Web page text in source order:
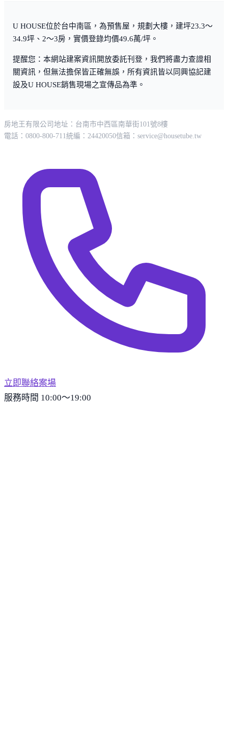
U HOUSE位於台中南區，為預售屋，規劃大樓，建坪23.3～
34.9坪、2～3房，實價登錄均價49.6萬/坪。
提醒您：本網站建案資訊開放委託刊登，我們將盡力查證相
關資訊，但無法擔保皆正確無誤，所有資訊皆以同興協記建
設及U HOUSE銷售現場之宣傳品為準。
房地王有限公司 地址：台南市中西區南華街101號8樓
電話：0800-800-711 統編：24420050信箱： service@housetube.tw
立即聯絡案場
服務時間 10:00～19:00